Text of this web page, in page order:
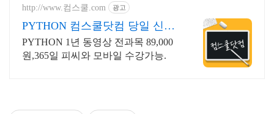
http://www.컴스쿨.com 광고
PYTHON 컴스쿨닷컴 당일 신청
&결제시 기프티콘!
PYTHON 1년 동영상 전과목 89,000
원,365일 피씨와 모바일 수강가능.